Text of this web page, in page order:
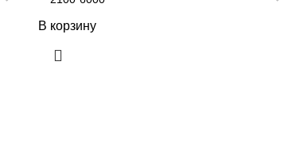
В корзину